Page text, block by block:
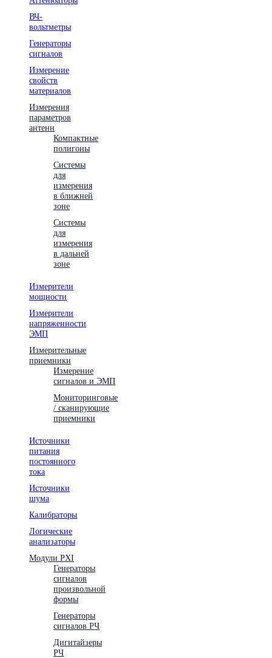
ВЧ-
вольтметры
Генераторы
сигналов
Измерение
свойств
материалов
Измерения
параметров
антенн
Компактные
полигоны
Системы
для
измерения
в ближней
зоне
Системы
для
измерения
в дальней
зоне
Измерители
мощности
Измерители
напряженности
ЭМП
Измерительные
приемники
Измерение
сигналов и ЭМП
Мониторинговые
/ сканирующие
приемники
Источники
питания
постоянного
тока
Источники
шума
Калибраторы
Логические
анализаторы
Модули PXI
Генераторы
сигналов
произвольной
формы
Генераторы
сигналов РЧ
Дигитайзеры
РЧ